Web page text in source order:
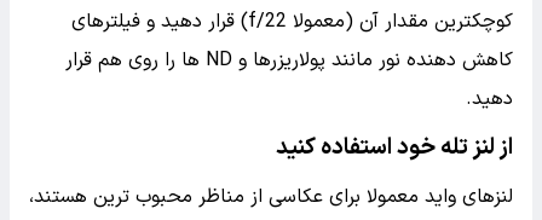
کوچکترین مقدار آن (معمولا f/22) قرار دهید و فیلترهای
کاهش دهنده نور مانند پولاریزرها و ND ها را روی هم قرار
دهید.
از لنز تله خود استفاده کنید
لنزهای واید معمولا برای عکاسی از مناظر محبوب ترین هستند،